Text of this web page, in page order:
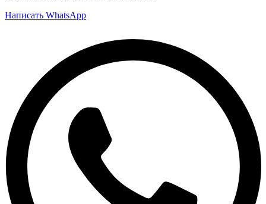
Написать WhatsApp